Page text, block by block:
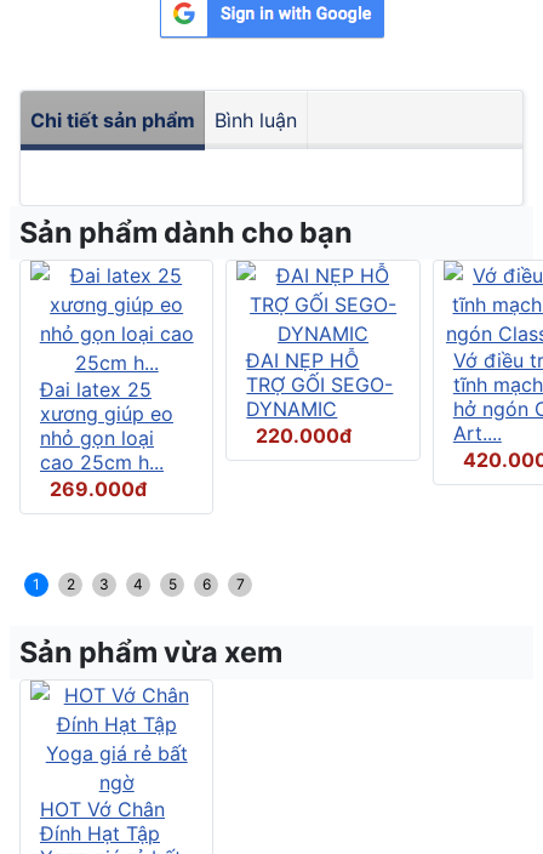
Chi tiết sản phẩm Bình luận
Sản phẩm dành cho bạn
Đai latex 25
xương giúp eo
nhỏ gọn loại
cao 25cm h...
269.000đ
ĐAI NẸP HỖ
TRỢ GỐI SEGO-
DYNAMIC
220.000đ
Vớ điều
tĩnh
hở ngón
Art....
1 2 3 4 5 6 7
Sản phẩm vừa xem
HOT Vớ Chân
Đính Hạt Tập